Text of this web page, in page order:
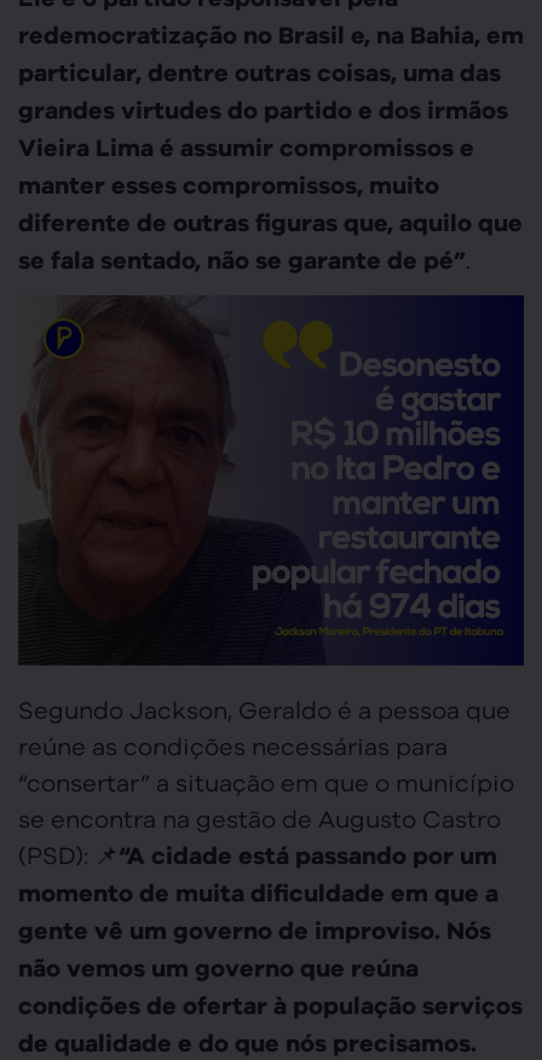
redemocratização no Brasil e, na Bahia, em
particular, dentre outras coisas, uma das
grandes virtudes do partido e dos irmãos
Vieira Lima é assumir compromissos e
manter esses compromissos, muito
diferente de outras figuras que, aquilo que
se fala sentado, não se garante de pé”.
Segundo Jackson, Geraldo é a pessoa que
reúne as condições necessárias para
“consertar” a situação em que o município
se encontra na gestão de Augusto Castro
(PSD): 📌“A cidade está passando por um
momento de muita dificuldade em que a
gente vê um governo de improviso. Nós
não vemos um governo que reúna
condições de ofertar à população serviços
de qualidade e do que nós precisamos.